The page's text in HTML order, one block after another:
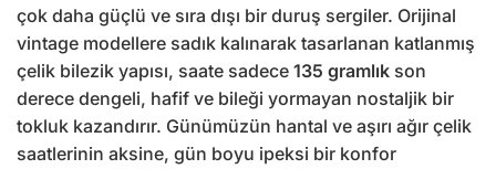
çok daha güçlü ve sıra dışı bir duruş sergiler. Orijinal
vintage modellere sadık kalınarak tasarlanan katlanmış
çelik bilezik yapısı, saate sadece 135 gramlık son
derece dengeli, hafif ve bileği yormayan nostaljik bir
tokluk kazandırır. Günümüzün hantal ve aşırı ağır çelik
saatlerinin aksine, gün boyu ipeksi bir konfor